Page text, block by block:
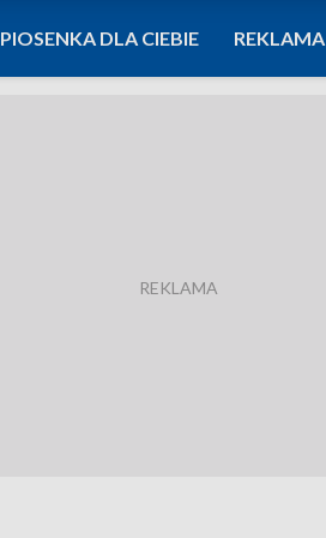
PIOSENKA DLA CIEBIE REKLAMA